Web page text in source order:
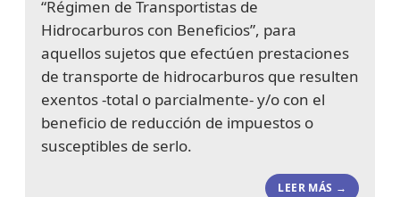
“Régimen de Transportistas de
Hidrocarburos con Beneficios”, para
aquellos sujetos que efectúen prestaciones
de transporte de hidrocarburos que resulten
exentos -total o parcialmente- y/o con el
beneficio de reducción de impuestos o
susceptibles de serlo.
LEER MÁS →